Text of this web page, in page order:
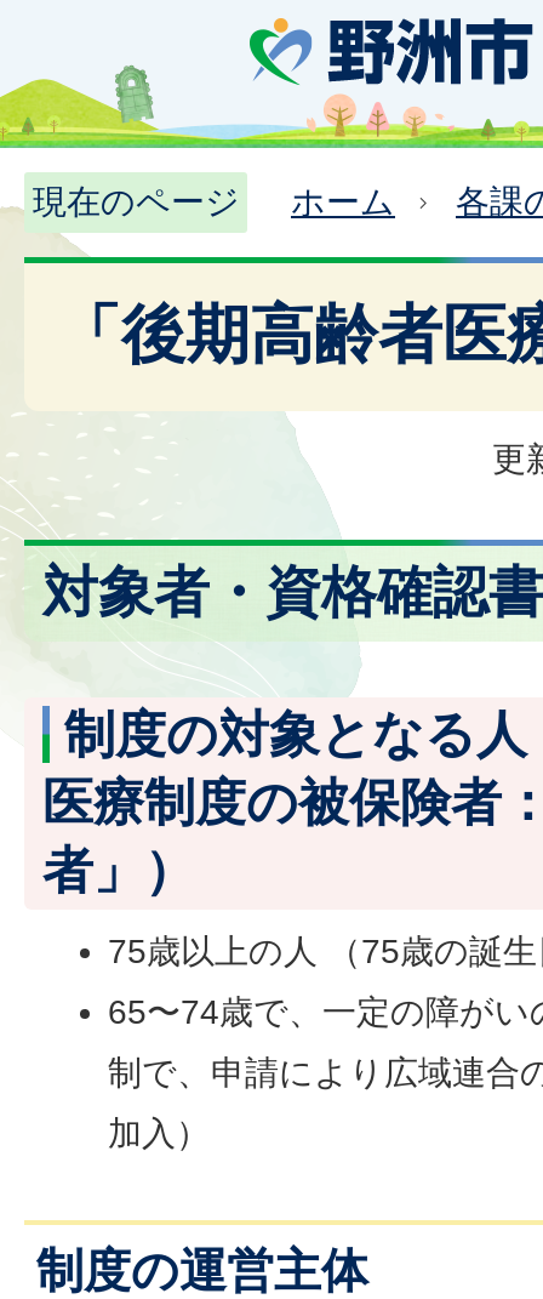
現在のページ ホーム 各課
「後期高齢者医
更
対象者・資格確認
制度の対象となる
医療制度の被保険者
者」）
75歳以上の人 （75歳の誕
65〜74歳で、一定の障が
制で、申請により広域連合
加入）
制度の運営主体